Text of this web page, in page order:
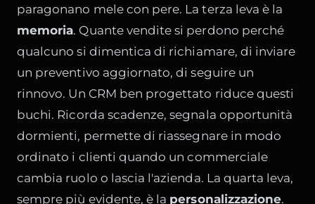
paragonano mele con pere. La terza leva è la
memoria. Quante vendite si perdono perché
qualcuno si dimentica di richiamare, di inviare
un preventivo aggiornato, di seguire un
rinnovo. Un CRM ben progettato riduce questi
buchi. Ricorda scadenze, segnala opportunità
dormienti, permette di riassegnare in modo
ordinato i clienti quando un commerciale
cambia ruolo o lascia l'azienda. La quarta leva,
sempre più evidente, è la personalizzazione.